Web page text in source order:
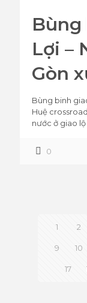
Bùng
Lợi –
Gòn
Bùng binh
Huệ
nước ở giao lộ
0
1 2
9 10
17